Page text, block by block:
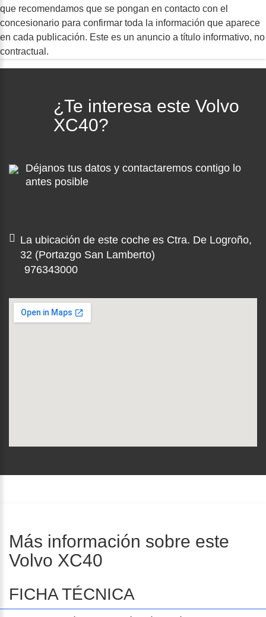
que recomendamos que se pongan en contacto con el
concesionario para confirmar toda la información que aparece
en cada publicación. Este es un anuncio a título informativo, no
contractual.
¿Te interesa este Volvo
XC40?
Déjanos tus datos y contactaremos contigo lo
antes posible
La ubicación de este coche es Ctra. De Logroño,
32 (Portazgo San Lamberto)
976343000
Más información sobre este
Volvo XC40
FICHA TÉCNICA